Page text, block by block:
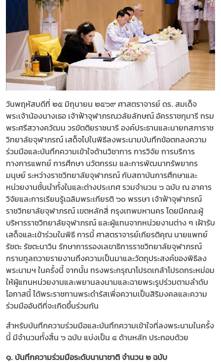
วันพฤหัสบดีที่ ๒๕ มิถุนายน ๒๕๖๙ ศาสตราจารย์ ดร. สมเด็จ
พระเจ้าน้องนางเธอ เจ้าฟ้าจุฬาภรณวลัยลักษณ์ อัครราชกุมารี กรม
พระศรีสวางควัฒน วรขัตติยราชนารี องค์ประธานและนายกสภาราช
วิทยาลัยจุฬาภรณ์ เสด็จไปในพิธีลงพระนามบันทึกข้อตกลงความ
ร่วมมือและบันทึกความเข้าใจด้านวิชาการ การวิจัย การบริการ
ทางการแพทย์ การศึกษา นวัตกรรม และการพัฒนาทรัพยากร
มนุษย์ ระหว่างราชวิทยาลัยจุฬาภรณ์ กับสถาบันการศึกษาและ
หน่วยงานชั้นนำทั้งในและต่างประเทศ รวมจำนวน ๖ ฉบับ ณ อาคาร
วิจัยและการเรียนรู้เฉลิมพระเกียรติ ๖๐ พรรษา เจ้าฟ้าจุฬาภรณ์
ราชวิทยาลัยจุฬาภรณ์ เขตหลักสี่ กรุงเทพมหานคร โดยมีคณะผู้
บริหารราชวิทยาลัยจุฬาภรณ์ และผู้แทนจากหน่วยงานต่าง ๆ เฝ้ารับ
เสด็จและเข้าร่วมในพิธี การนี้ ศาสตราจารย์เกียรติคุณ นายแพทย์
รัชตะ รัชตะนาวิน รักษาการรองเลขาธิการราชวิทยาลัยจุฬาภรณ์
กราบทูลถวายรายงานถึงความเป็นมาและวัตถุประสงค์ของพิธีลง
พระนามฯ ในครั้งนี้ จากนั้น ทรงพระกรุณาโปรดเกล้าโปรดกระหม่อม
ให้ผู้แทนหน่วยงานและพยานลงนามและฉายพระรูปร่วมตามลำดับ
โอกาสนี้ ได้พระราชทานพระดำรัสเพื่อความเป็นสิริมงคลและความ
ร่วมมืออันดีที่จะเกิดขึ้นร่วมกัน
สำหรับบันทึกความร่วมมือและบันทึกความเข้าใจที่ลงพระนามในครั้ง
นี้ มีจำนวนทั้งสิ้น ๖ ฉบับ แบ่งเป็น ๔ ด้านหลัก ประกอบด้วย
๑. บันทึกความร่วมมือระดับนานาชาติ จำนวน ๒ ฉบับ